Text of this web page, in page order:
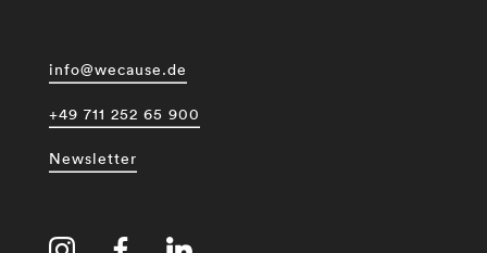
info@wecause.de
+49 711 252 65 900
Newsletter